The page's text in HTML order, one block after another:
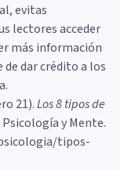
evitas
lectores acceder
más información
dar crédito a los
21).Los 8 tipos de
y Mente.
tipos-